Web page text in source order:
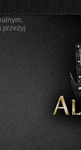
przeżyj